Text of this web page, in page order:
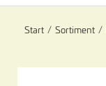
Start / Sortiment /